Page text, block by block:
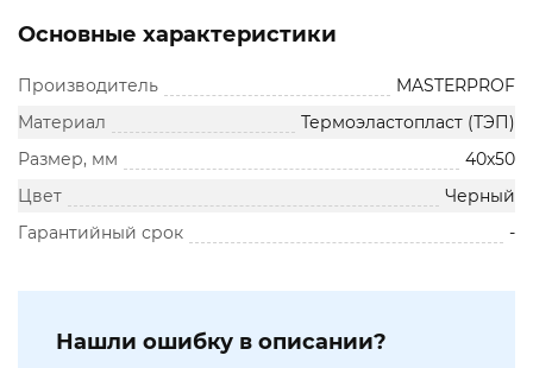
Основные характеристики
Производитель
MASTERPROF
Материал
Термоэластопласт (ТЭП)
Размер, мм
40х50
Цвет
Черный
Гарантийный срок
-
Нашли ошибку в описании?